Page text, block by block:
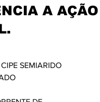
A AÇÃO
NaN de 5 estrelas.
SEMIARIDO